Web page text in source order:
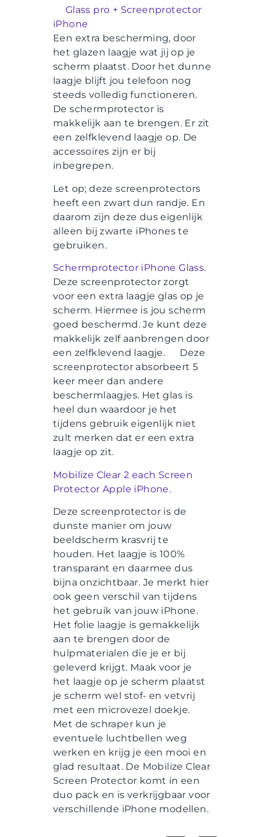
Glass pro + Screenprotector
iPhone
Een extra bescherming, door
het glazen laagje wat jij op je
scherm plaatst. Door het dunne
laagje blijft jou telefoon nog
steeds volledig functioneren.
De schermprotector is
makkelijk aan te brengen. Er zit
een zelfklevend laagje op. De
accessoires zijn er bij
inbegrepen.
Let op; deze screenprotectors
heeft een zwart dun randje. En
daarom zijn deze dus eigenlijk
alleen bij zwarte iPhones te
gebruiken.
Schermprotector iPhone Glass.
Deze screenprotector zorgt
voor een extra laagje glas op je
scherm. Hiermee is jou scherm
goed beschermd. Je kunt deze
makkelijk zelf aanbrengen door
een zelfklevend laagje. Deze
screenprotector absorbeert 5
keer meer dan andere
beschermlaagjes. Het glas is
heel dun waardoor je het
tijdens gebruik eigenlijk niet
zult merken dat er een extra
laagje op zit.
Mobilize Clear 2 each Screen
Protector Apple iPhone.
Deze screenprotector is de
dunste manier om jouw
beeldscherm krasvrij te
houden. Het laagje is 100%
transparant en daarmee dus
bijna onzichtbaar. Je merkt hier
ook geen verschil van tijdens
het gebruik van jouw iPhone.
Het folie laagje is gemakkelijk
aan te brengen door de
hulpmaterialen die je er bij
geleverd krijgt. Maak voor je
het laagje op je scherm plaatst
je scherm wel stof- en vetvrij
met een microvezel doekje.
Met de schraper kun je
eventuele luchtbellen weg
werken en krijg je een mooi en
glad resultaat. De Mobilize Clear
Screen Protector komt in een
duo pack en is verkrijgbaar voor
verschillende iPhone modellen.